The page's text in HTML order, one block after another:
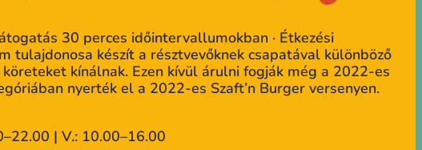
30 perces időintervallumokban · Étkezési
tulajdonosa készít a résztvevőknek csapatával különböző
kínálnak. Ezen kívül árulni fogják még a 2022-es
nyerték el a 2022-es Szaft’n Burger versenyen.
| V.: 10.00–16.00